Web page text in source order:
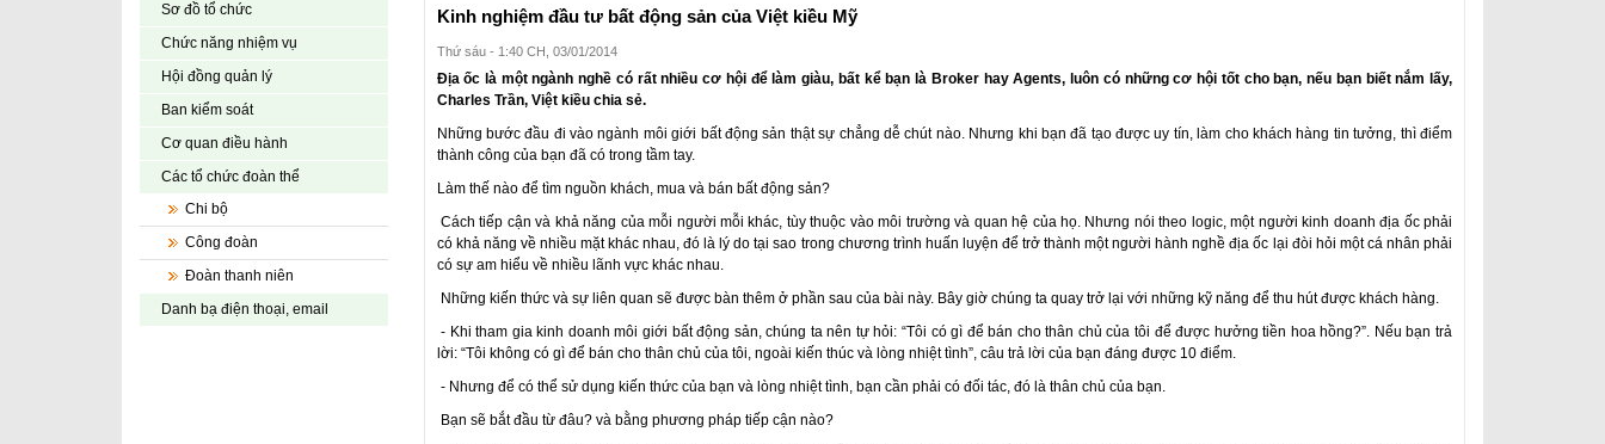
Sơ đồ tổ chức
Chức năng nhiệm vụ
Hội đồng quản lý
Ban kiểm soát
Cơ quan điều hành
Các tổ chức đoàn thể
Chi bộ
Công đoàn
Đoàn thanh niên
Danh bạ điện thoại, email
Kinh nghiệm đầu tư bất động sản của Việt kiều Mỹ
Thứ sáu - 1:40 CH, 03/01/2014
Địa ốc là một ngành nghề có rất nhiều cơ hội để làm giàu, bất kể bạn là Broker hay Agents, luôn có những cơ hội tốt cho bạn, nếu bạn biết nắm lấy,
Charles Trần, Việt kiều chia sẻ.
Những bước đầu đi vào ngành môi giới bất động sản thật sự chẳng dễ chút nào. Nhưng khi bạn đã tạo được uy tín, làm cho khách hàng tin tưởng, thì điểm
thành công của bạn đã có trong tầm tay.
Làm thế nào để tìm nguồn khách, mua và bán bất động sản?
Cách tiếp cận và khả năng của mỗi người mỗi khác, tùy thuộc vào môi trường và quan hệ của họ. Nhưng nói theo logic, một người kinh doanh địa ốc phải
có khả năng về nhiều mặt khác nhau, đó là lý do tại sao trong chương trình huấn luyện để trở thành một người hành nghề địa ốc lại đòi hỏi một cá nhân phải
có sự am hiểu về nhiều lãnh vực khác nhau.
Những kiến thức và sự liên quan sẽ được bàn thêm ở phần sau của bài này. Bây giờ chúng ta quay trở lại với những kỹ năng để thu hút được khách hàng.
- Khi tham gia kinh doanh môi giới bất động sản, chúng ta nên tự hỏi: “Tôi có gì để bán cho thân chủ của tôi để được hưởng tiền hoa hồng?”. Nếu bạn trả
lời: “Tôi không có gì để bán cho thân chủ của tôi, ngoài kiến thúc và lòng nhiệt tình”, câu trả lời của bạn đáng được 10 điểm.
- Nhưng để có thể sử dụng kiến thức của bạn và lòng nhiệt tình, bạn cần phải có đối tác, đó là thân chủ của bạn.
Bạn sẽ bắt đầu từ đâu? và bằng phương pháp tiếp cận nào?